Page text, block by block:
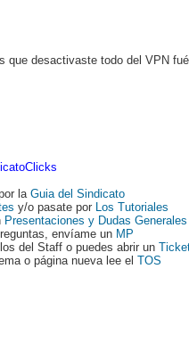
que desactivaste todo del VPN
laGuia del Sindicato
y/o pasate por Los Tutoriales
Presentaciones y Dudas Generales
envíame un MP
del Staff o puedes abrir un
o página nueva lee el TOS